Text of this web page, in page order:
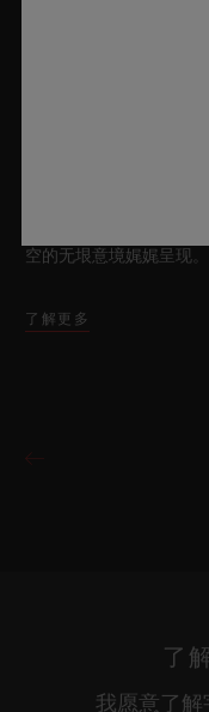
2026年7月8日，瑞士
磅推出全新Big Bang蓝
空的无垠意境娓娓呈现。
了解更多
了
我愿意了解